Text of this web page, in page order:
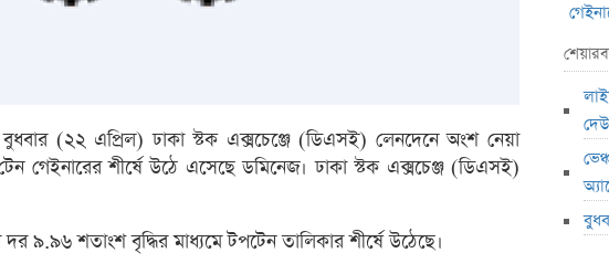
বুধবার (২২ এপ্রিল) ঢাকা স্টক এক্সচেঞ্জে (ডিএসই) লেনদেনে অংশ নেয়া
গেইনারের শীর্ষে উঠে এসেছে ডমিনেজ। ঢাকা স্টক এক্সচেঞ্জ (ডিএসই)
৯.৯৬ শতাংশ বৃদ্ধির মাধ্যমে টপটেন তালিকার শীর্ষে উঠেছে।
ব্লক